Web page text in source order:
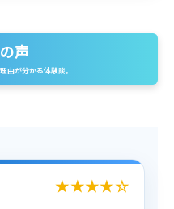
声
由が分かる体験談。
★★★★☆